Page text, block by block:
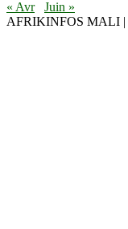
« Avr
Juin »
AFRIKINFOS MALI |